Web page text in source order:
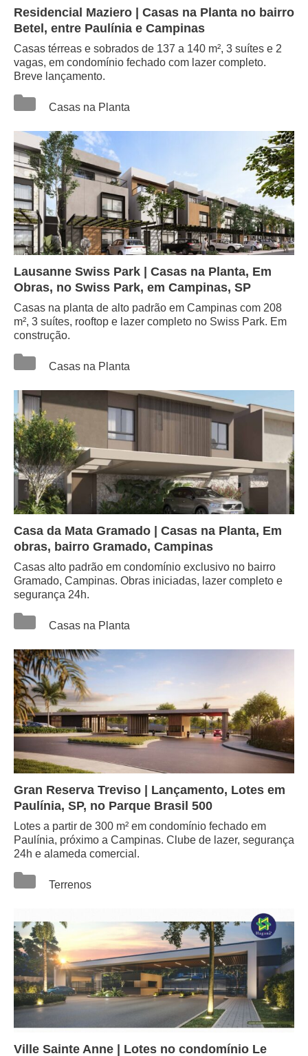
Residencial Maziero | Casas na Planta no bairro
Betel, entre Paulínia e Campinas
Casas térreas e sobrados de 137 a 140 m², 3 suítes e 2
vagas, em condomínio fechado com lazer completo.
Breve lançamento.
Casas na Planta
Lausanne Swiss Park | Casas na Planta, Em
Obras, no Swiss Park, em Campinas, SP
Casas na planta de alto padrão em Campinas com 208
m², 3 suítes, rooftop e lazer completo no Swiss Park. Em
construção.
Casas na Planta
Casa da Mata Gramado | Casas na Planta, Em
obras, bairro Gramado, Campinas
Casas alto padrão em condomínio exclusivo no bairro
Gramado, Campinas. Obras iniciadas, lazer completo e
segurança 24h.
Casas na Planta
Gran Reserva Treviso | Lançamento, Lotes em
Paulínia, SP, no Parque Brasil 500
Lotes a partir de 300 m² em condomínio fechado em
Paulínia, próximo a Campinas. Clube de lazer, segurança
24h e alameda comercial.
Terrenos
Ville Sainte Anne | Lotes no condomínio Le